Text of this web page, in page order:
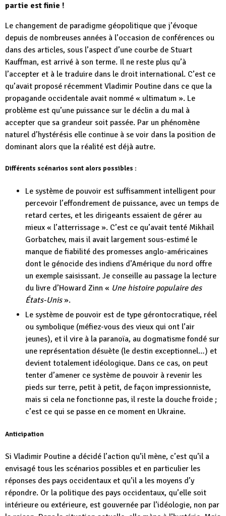
partie est finie !
Le changement de paradigme géopolitique que j’évoque
depuis de nombreuses années à l’occasion de conférences ou
dans des articles, sous l’aspect d’une courbe de Stuart
Kauffman, est arrivé à son terme. Il ne reste plus qu’à
l’accepter et à le traduire dans le droit international. C’est ce
qu’avait proposé récemment Vladimir Poutine dans ce que la
propagande occidentale avait nommé « ultimatum ». Le
problème est qu’une puissance sur le déclin a du mal à
accepter que sa grandeur soit passée. Par un phénomène
naturel d’hystérésis elle continue à se voir dans la position de
dominant alors que la réalité est déjà autre.
Différents scénarios sont alors possibles :
Le système de pouvoir est suffisamment intelligent pour
percevoir l’effondrement de puissance, avec un temps de
retard certes, et les dirigeants essaient de gérer au
mieux « l’atterrissage ». C’est ce qu’avait tenté Mikhaïl
Gorbatchev, mais il avait largement sous-estimé le
manque de fiabilité des promesses anglo-américaines
dont le génocide des indiens d’Amérique du nord offre
un exemple saisissant. Je conseille au passage la lecture
du livre d’Howard Zinn « Une histoire populaire des
États-Unis».
Le système de pouvoir est de type gérontocratique, réel
ou symbolique (méfiez-vous des vieux qui ont l’air
jeunes), et il vire à la paranoïa, au dogmatisme fondé sur
une représentation désuète (le destin exceptionnel…) et
devient totalement idéologique. Dans ce cas, on peut
tenter d’amener ce système de pouvoir à revenir les
pieds sur terre, petit à petit, de façon impressionniste,
mais si cela ne fonctionne pas, il reste la douche froide ;
c’est ce qui se passe en ce moment en Ukraine.
Anticipation
Si Vladimir Poutine a décidé l’action qu’il mène, c’est qu’il a
envisagé tous les scénarios possibles et en particulier les
réponses des pays occidentaux et qu’il a les moyens d’y
répondre. Or la politique des pays occidentaux, qu’elle soit
intérieure ou extérieure, est gouvernée par l’idéologie, non par